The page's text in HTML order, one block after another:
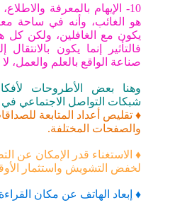
10- الإيهام بالمعرفة
هو الغائب، وأنه في ساحة
يكون مع الغافلين، ولكن كل
فالتأثير إنما يكون
صناعة الواقع بالعلم والعمل،
وهنا بعض الأطروحات
شبكات التواصل الاجتماعي في
♦ تقليص أعداد المتابعة
والصفحات المختلفة.
♦ الاستغناء قدر الإمكان عن
لخفض التشويش واستثمار
♦ إبعاد الهاتف عن مكان